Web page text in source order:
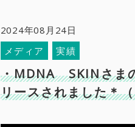
2024年08月24日
メディア
実績
・MDNA SKINさま
リースされました＊